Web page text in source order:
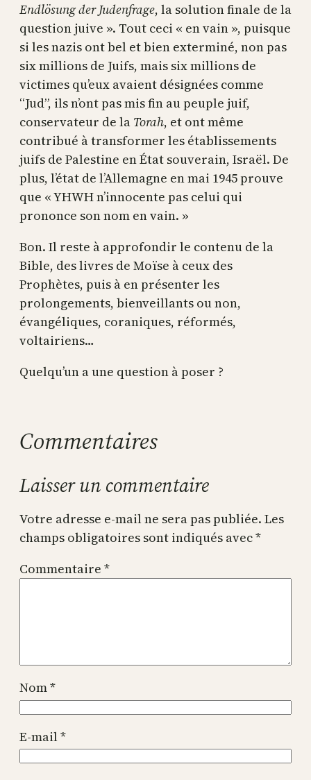
Endlösung der Judenfrage, la solution finale de la
question juive ». Tout ceci « en vain », puisque
si les nazis ont bel et bien exterminé, non pas
six millions de Juifs, mais six millions de
victimes qu’eux avaient désignées comme
“Jud”, ils n’ont pas mis fin au peuple juif,
conservateur de la Torah, et ont même
contribué à transformer les établissements
juifs de Palestine en État souverain, Israël. De
plus, l’état de l’Allemagne en mai 1945 prouve
que « YHWH n’innocente pas celui qui
prononce son nom en vain. »
Bon. Il reste à approfondir le contenu de la
Bible, des livres de Moïse à ceux des
Prophètes, puis à en présenter les
prolongements, bienveillants ou non,
évangéliques, coraniques, réformés,
voltairiens…
Quelqu’un a une question à poser ?
Commentaires
Laisser un commentaire
Votre adresse e-mail ne sera pas publiée. Les
champs obligatoires sont indiqués avec*
Commentaire *
Nom*
E-mail*